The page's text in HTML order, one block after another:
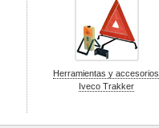
Herramientas y accesorios
Iveco Trakker